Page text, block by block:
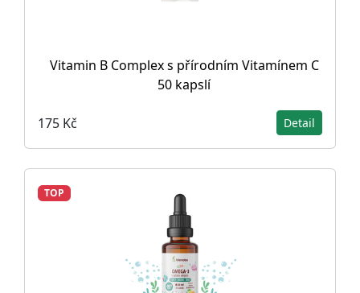
Vitamin B Complex s přírodním Vitamínem C
50 kapslí
175 Kč Detail
TOP